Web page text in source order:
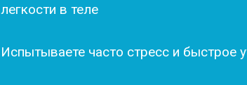
легкости в теле
Испытываете часто стресс и быстрое